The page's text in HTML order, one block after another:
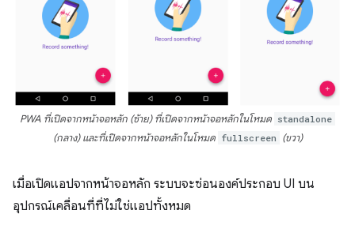
PWA ที่เปิดจากหน้าจอหลัก (ซ้าย) ที่เปิดจากหน้าจอหลักในโหมด standalone
(กลาง) และที่เปิดจากหน้าจอหลักในโหมด fullscreen (ขวา)
เมื่อเปิดแอปจากหน้าจอหลัก ระบบจะซ่อนองค์ประกอบ UI บน
อุปกรณ์เคลื่อนที่ที่ไม่ใช่แอปทั้งหมด